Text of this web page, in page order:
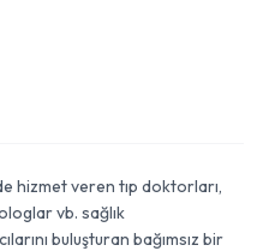
hizmet veren tıp doktorları,
vb. sağlık
buluşturan bağımsız bir